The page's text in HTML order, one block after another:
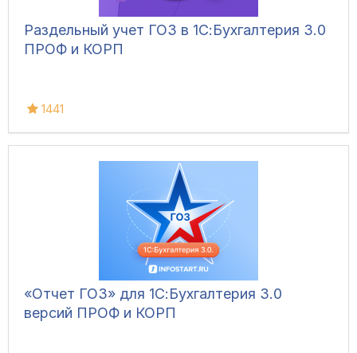
Раздельный учет ГОЗ в 1С:Бухгалтерия 3.0
ПРОФ и КОРП
1441
«Отчет ГОЗ» для 1С:Бухгалтерия 3.0
версий ПРОФ и КОРП